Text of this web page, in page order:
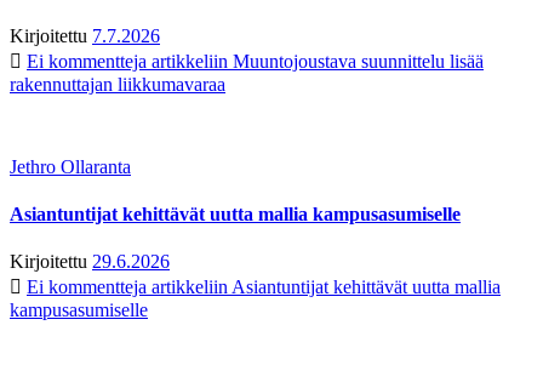
Kirjoitettu 7.7.2026
Ei kommentteja artikkeliin Muuntojoustava suunnittelu lisää
rakennuttajan liikkumavaraa
Jethro Ollaranta
Asiantuntijat kehittävät uutta mallia kampusasumiselle
Kirjoitettu 29.6.2026
Ei kommentteja artikkeliin Asiantuntijat kehittävät uutta mallia
kampusasumiselle